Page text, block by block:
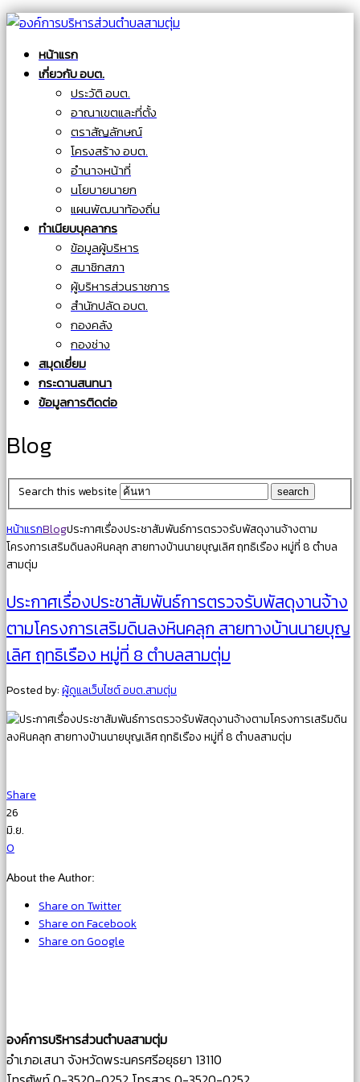
หน้าแรก
เกี่ยวกับ อบต.
ประวัติ อบต.
อาณาเขตและที่ตั้ง
ตราสัญลักษณ์
โครงสร้าง อบต.
อำนาจหน้าที่
นโยบายนายก
แผนพัฒนาท้องถิ่น
ทำเนียบบุคลากร
ข้อมูลผู้บริหาร
สมาชิกสภา
ผู้บริหารส่วนราชการ
สำนักปลัด อบต.
กองคลัง
กองช่าง
สมุดเยี่ยม
กระดานสนทนา
ข้อมูลการติดต่อ
Blog
Search this website
หน้าแรกBlogประกาศเรื่องประชาสัมพันธ์การตรวจรับพัสดุงานจ้างตาม
โครงการเสริมดินลงหินคลุก สายทางบ้านนายบุญเลิศ ฤทธิเรือง หมู่ที่ 8 ตำบล
สามตุ่ม
ประกาศเรื่องประชาสัมพันธ์การตรวจรับพัสดุงานจ้าง
ตามโครงการเสริมดินลงหินคลุก สายทางบ้านนายบุญ
เลิศ ฤทธิเรือง หมู่ที่ 8 ตำบลสามตุ่ม
Posted by:ผู้ดูแลเว็บไซต์ อบต.สามตุ่ม
Share
26
มิ.ย.
0
About the Author:
Share on Twitter
Share on Facebook
Share on Google
องค์การบริหารส่วนตำบลสามตุ่ม
อำเภอเสนา จังหวัดพระนครศรีอยุธยา 13110